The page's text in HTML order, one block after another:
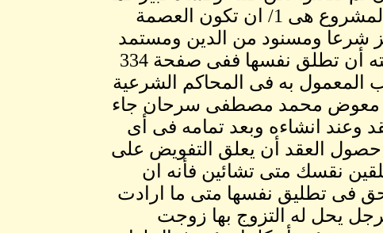
جاء فى الحديث وشروط الكرامة للمراة فى هذا المشروع هى 1/ ان تكون العصمة
شرعا ومسنود من الدين ومستمد
من مبدأ التفويض الذى بواسطته يملك الزوج زوجته أن تطلق نفسها ففى صفحة 334
المعمول به فى المحاكم الشرعية
معوض محمد مصطفى سرحان جاء
وعند انشاءه وبعد تمامه فى أى
العقد أن يعلق التفويض على
نقسك متى تشائين فأنه ان
فى تطليق نفسها متى ما ارادت
يحل له التزوج بها زوجت